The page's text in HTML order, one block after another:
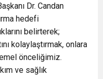
Dr. Candan
hedefi
belirterek;
kolaylaştırmak, onlara
önceliğimiz.
ve sağlık